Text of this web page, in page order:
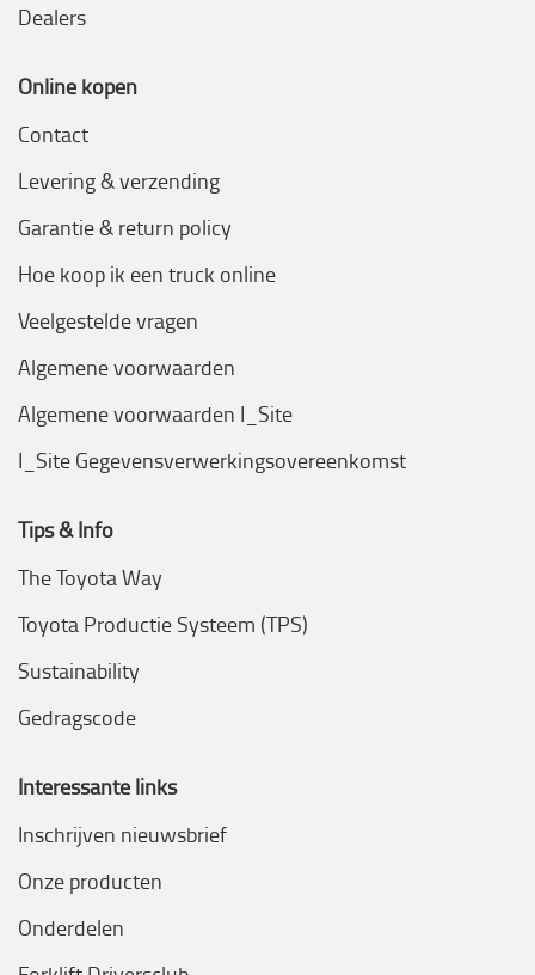
Dealers
Online kopen
Contact
Levering & verzending
Garantie & return policy
Hoe koop ik een truck online
Veelgestelde vragen
Algemene voorwaarden
Algemene voorwaarden I_Site
I_Site Gegevensverwerkingsovereenkomst
Tips & Info
The Toyota Way
Toyota Productie Systeem (TPS)
Sustainability
Gedragscode
Interessante links
Inschrijven nieuwsbrief
Onze producten
Onderdelen